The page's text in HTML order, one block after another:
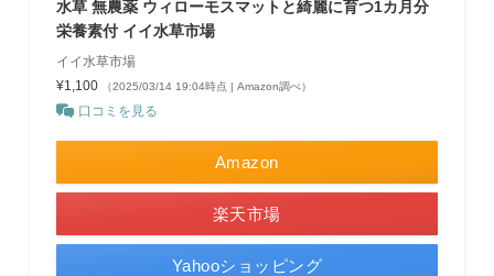
水草 無農薬 ウィローモスマットと綺麗に育つ1カ月分
栄養素付 イイ水草市場
イイ水草市場
¥1,100
（2025/03/14 19:04時点 | Amazon調べ）
口コミを見る
Amazon
楽天市場
Yahooショッピング